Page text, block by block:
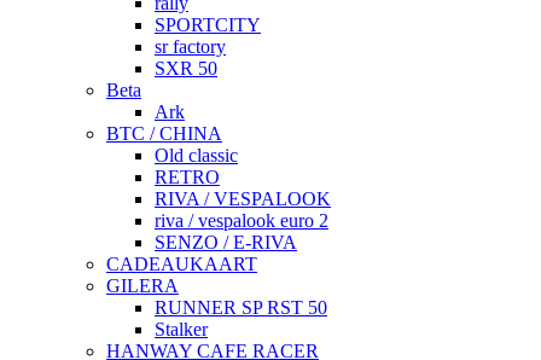
SPORTCITY
sr factory
SXR 50
Beta
Ark
BTC / CHINA
Old classic
RETRO
RIVA / VESPALOOK
riva / vespalook euro 2
SENZO / E-RIVA
CADEAUKAART
GILERA
RUNNER SP RST 50
Stalker
HANWAY CAFE RACER